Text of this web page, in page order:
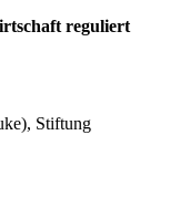
reguliert
Stiftung